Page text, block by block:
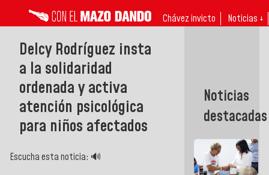
Chávez invicto Noticias ↓
Delcy Rodríguez insta
a la solidaridad
ordenada y activa
atención psicológica
para niños afectados
Escucha esta noticia: 🔊
Noticias
destacadas